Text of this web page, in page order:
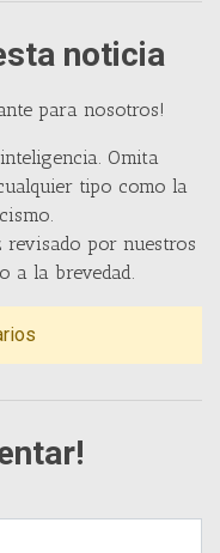
noticia
para nosotros!
Omita
tipo como la
por nuestros
a la brevedad.